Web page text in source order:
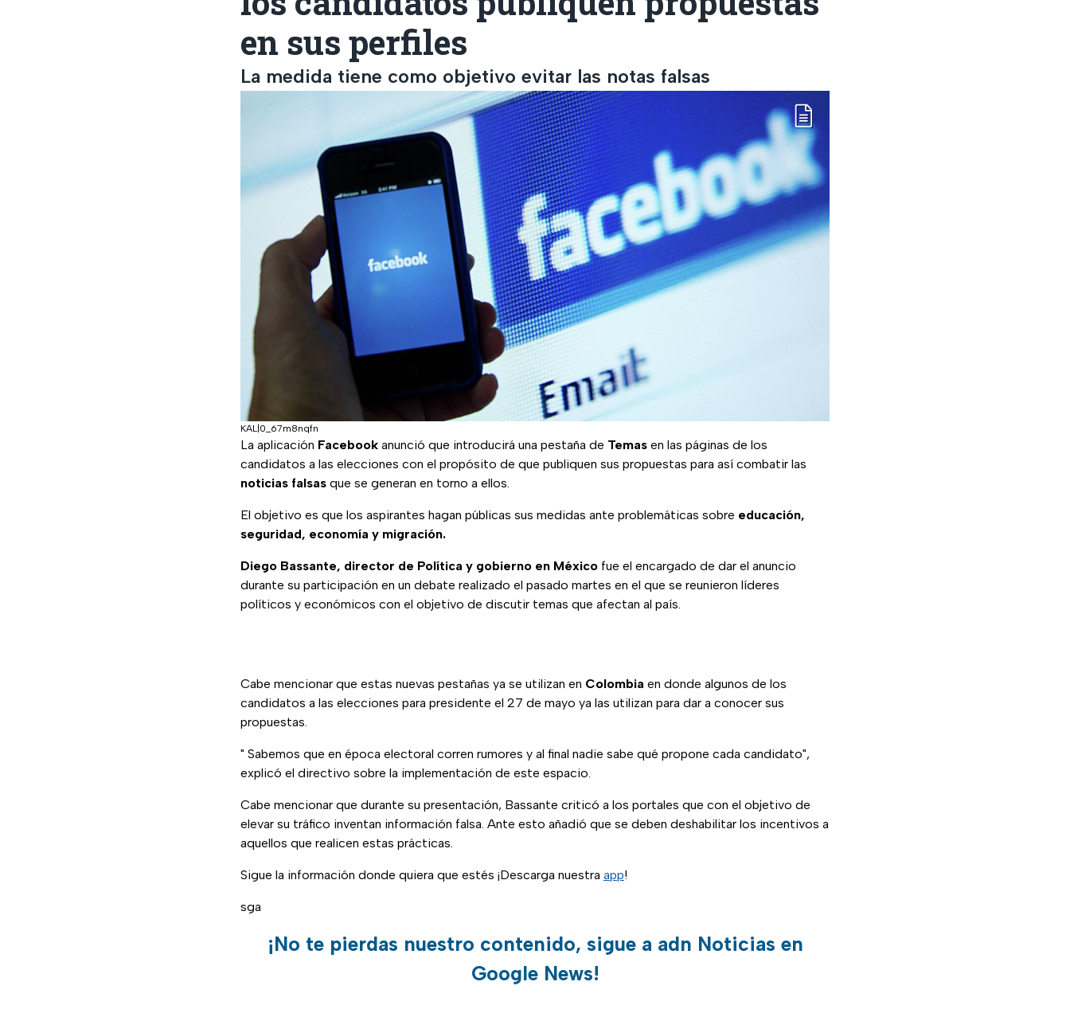
en sus perfiles
La medida tiene como objetivo evitar las notas falsas
KAL|0_67m8nqfn
La aplicación Facebook anunció que introducirá una pestaña de Temas en las páginas de los
candidatos a las elecciones con el propósito de que publiquen sus propuestas para así combatir las
noticias falsas que se generan en torno a ellos.
El objetivo es que los aspirantes hagan públicas sus medidas ante problemáticas sobre educación,
seguridad, economía y migración.
Diego Bassante, director de Política y gobierno en México fue el encargado de dar el anuncio
durante su participación en un debate realizado el pasado martes en el que se reunieron líderes
políticos y económicos con el objetivo de discutir temas que afectan al país.
Cabe mencionar que estas nuevas pestañas ya se utilizan en Colombia en donde algunos de los
candidatos a las elecciones para presidente el 27 de mayo ya las utilizan para dar a conocer sus
propuestas.
" Sabemos que en época electoral corren rumores y al final nadie sabe qué propone cada candidato",
explicó el directivo sobre la implementación de este espacio.
Cabe mencionar que durante su presentación, Bassante criticó a los portales que con el objetivo de
elevar su tráfico inventan información falsa. Ante esto añadió que se deben deshabilitar los incentivos a
aquellos que realicen estas prácticas.
Sigue la información donde quiera que estés ¡Descarga nuestra app!
sga
¡No te pierdas nuestro contenido, sigue a adn Noticias en
Google News!